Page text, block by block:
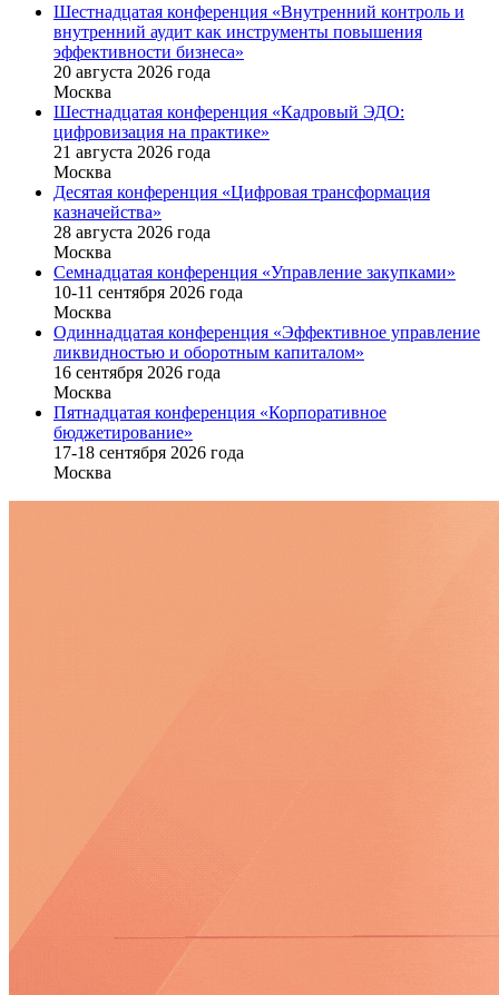
Шестнадцатая конференция «Внутренний контроль и
внутренний аудит как инструменты повышения
эффективности бизнеса»
20 августа 2026 года
Москва
Шестнадцатая конференция «Кадровый ЭДО:
цифровизация на практике»
21 августа 2026 года
Москва
Десятая конференция «Цифровая трансформация
казначейства»
28 августа 2026 года
Москва
Семнадцатая конференция «Управление закупками»
10-11 сентября 2026 года
Москва
Одиннадцатая конференция «Эффективное управление
ликвидностью и оборотным капиталом»
16 cентября 2026 года
Москва
Пятнадцатая конференция «Корпоративное
бюджетирование»
17-18 сентября 2026 года
Москва